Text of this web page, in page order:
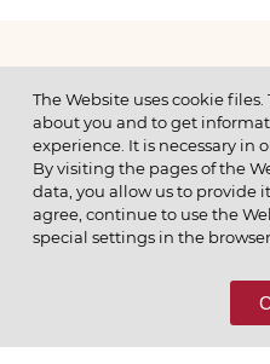
МЕНЮ
© 2026 ОАО
ПОЗВОНИТЕ НАМ
8 (800) 333-65-66
The Website uses cookie
about you and to get
experience. It is necessary in
By visiting the pages of the
data, you allow us to provide
agree, continue to use the
special settings in the